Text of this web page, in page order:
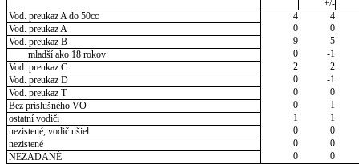
+/-
Vod. preukaz A do 50cc
4
4
Vod. preukaz A
0
0
Vod. preukaz B
9
-5
mladší ako 18 rokov
0
-1
Vod. preukaz C
2
2
Vod. preukaz D
0
-1
Vod. preukaz T
0
0
Bez príslušného VO
0
-1
ostatní vodiči
1
1
nezistené, vodič ušiel
0
0
nezistené
0
0
NEZADANÉ
0 0